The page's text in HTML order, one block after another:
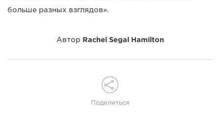
больше разных взглядов».
Автор Rachel Segal Hamilton
Поделиться